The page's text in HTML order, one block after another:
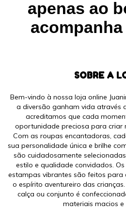
apenas ao
SOBRE A
Bem-vindo à nossa loja online
a diversão ganham vida através
acreditamos que cada
oportunidade preciosa para criar
Com as roupas encantadoras,
sua personalidade única e brilhe
são cuidadosamente
estilo e qualidade convidados.
estampas vibrantes são feitos
o espírito aventureiro das
calça ou conjunto é
materiais macios e